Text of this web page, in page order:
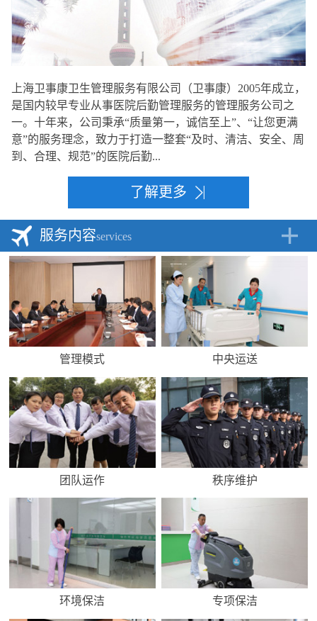
上海卫事康卫生管理服务有限公司（卫事康）2005年成立，
是国内较早专业从事医院后勤管理服务的管理服务公司之
一。十年来，公司秉承“质量第一，诚信至上”、“让您更满
意”的服务理念，致力于打造一整套“及时、清洁、安全、周
到、合理、规范”的医院后勤...
了解更多
服务内容services
管理模式 中央运送
团队运作 秩序维护
环境保洁 专项保洁